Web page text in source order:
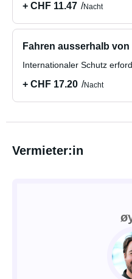
+ CHF 11.47 Nacht
Fahren ausserhalb von
Internationaler Schutz
+ CHF 17.20 Nacht
Vermieter:in